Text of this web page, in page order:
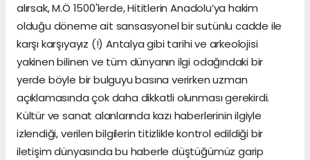
alırsak, M.Ö 1500'lerde, Hititlerin Anadolu’ya hakim
olduğu döneme ait sansasyonel bir sutünlu cadde ile
karşı karşıyayız (!) Antalya gibi tarihi ve arkeolojisi
yakinen bilinen ve tüm dünyanın ilgi odağındaki bir
yerde böyle bir bulguyu basına verirken uzman
açıklamasında çok daha dikkatli olunması gerekirdi.
Kültür ve sanat alanlarında kazı haberlerinin ilgiyle
izlendiği, verilen bilgilerin titizlikle kontrol edildiği bir
iletişim dünyasında bu haberle düştüğümüz garip